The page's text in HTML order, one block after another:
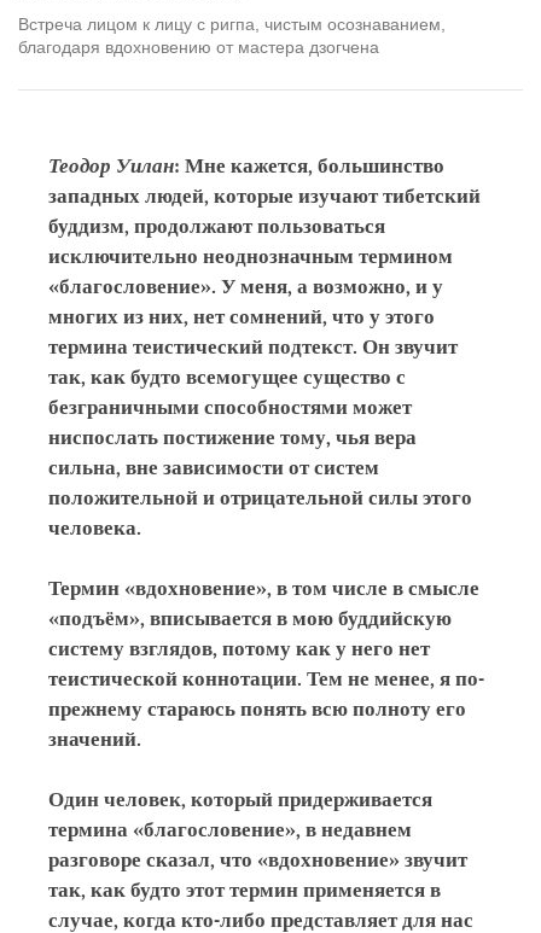
Встреча лицом к лицу с ригпа, чистым осознаванием,
благодаря вдохновению от мастера дзогчена
Теодор Уилан: Мне кажется, большинство
западных людей, которые изучают тибетский
буддизм, продолжают пользоваться
исключительно неоднозначным термином
«благословение». У меня, а возможно, и у
многих из них, нет сомнений, что у этого
термина теистический подтекст. Он звучит
так, как будто всемогущее существо с
безграничными способностями может
ниспослать постижение тому, чья вера
сильна, вне зависимости от систем
положительной и отрицательной силы этого
человека.
Термин «вдохновение», в том числе в смысле
«подъём», вписывается в мою буддийскую
систему взглядов, потому как у него нет
теистической коннотации. Тем не менее, я по-
прежнему стараюсь понять всю полноту его
значений.
Один человек, который придерживается
термина «благословение», в недавнем
разговоре сказал, что «вдохновение» звучит
так, как будто этот термин применяется в
случае, когда кто-либо представляет для нас